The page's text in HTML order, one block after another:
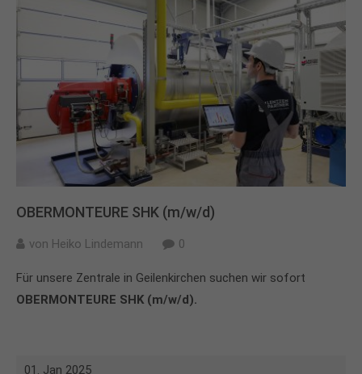
OBERMONTEURE SHK (m/w/d)
von Heiko Lindemann 0
Für unsere Zentrale in Geilenkirchen suchen wir sofort
OBERMONTEURE SHK (m/w/d).
01. Jan 2025